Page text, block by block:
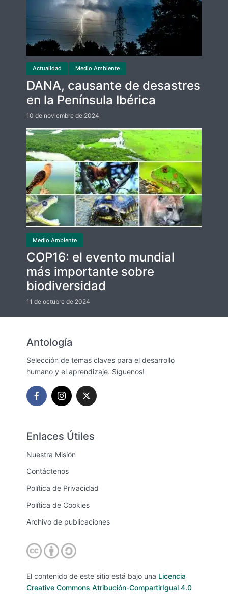
Actualidad Medio Ambiente
DANA, causante de desastres
en la Península Ibérica
10 de noviembre de 2024
Medio Ambiente
COP16: el evento mundial
más importante sobre
biodiversidad
11 de octubre de 2024
Antología
Selección de temas claves para el desarrollo
humano y el aprendizaje. Síguenos!
Enlaces Útiles
Nuestra Misión
Contáctenos
Política de Privacidad
Política de Cookies
Archivo de publicaciones
El contenido de este sitio está bajo una Licencia
Creative Commons Atribución-CompartirIgual 4.0